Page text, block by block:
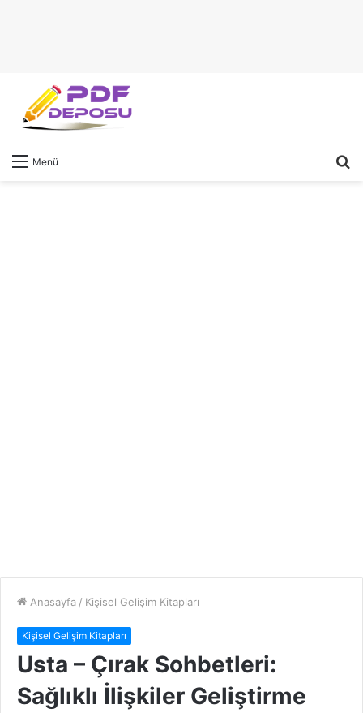
Menü
Anasayfa / Kişisel Gelişim Kitapları
Kişisel Gelişim Kitapları
Usta – Çırak Sohbetleri:
Sağlıklı İlişkiler Geliştirme